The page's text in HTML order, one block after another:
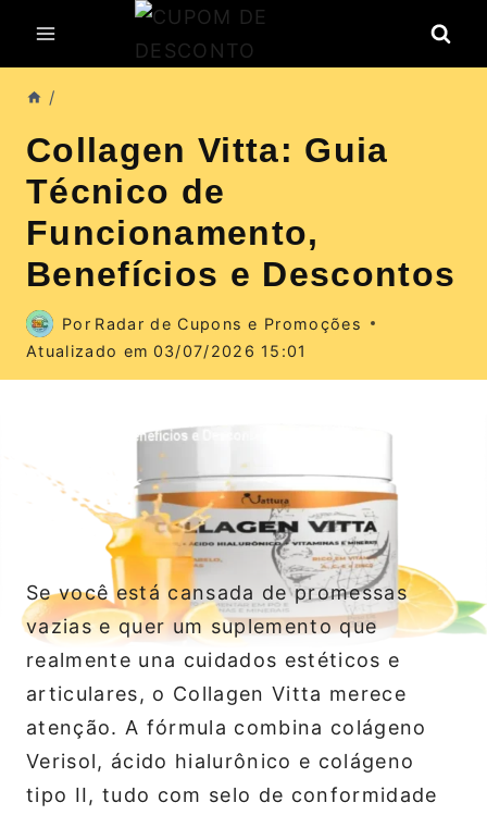
/
Collagen Vitta: Guia
Técnico de
Funcionamento,
Benefícios e Descontos
Por Radar de Cupons e Promoções
Atualizado em 03/07/2026 15:01
Se você está cansada de promessas
vazias e quer um suplemento que
realmente una cuidados estéticos e
articulares, o Collagen Vitta merece
atenção. A fórmula combina colágeno
Verisol, ácido hialurônico e colágeno
tipo II, tudo com selo de conformidade